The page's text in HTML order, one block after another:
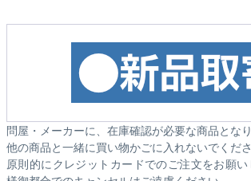
問屋・メーカーに、在庫確認が必要な商品となり
他の商品と一緒に買い物かごに入れないでくださ
原則的にクレジットカードでのご注文をお願